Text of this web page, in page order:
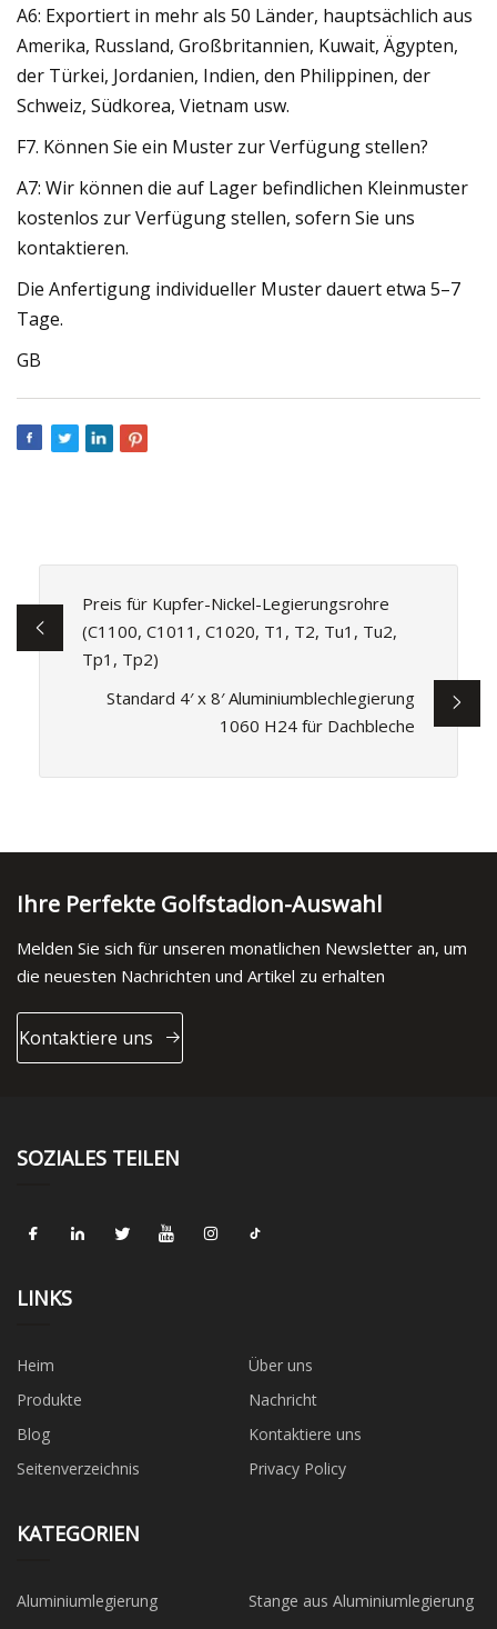
A6: Exportiert in mehr als 50 Länder, hauptsächlich aus
Amerika, Russland, Großbritannien, Kuwait, Ägypten,
der Türkei, Jordanien, Indien, den Philippinen, der
Schweiz, Südkorea, Vietnam usw.
F7. Können Sie ein Muster zur Verfügung stellen?
A7: Wir können die auf Lager befindlichen Kleinmuster
kostenlos zur Verfügung stellen, sofern Sie uns
kontaktieren.
Die Anfertigung individueller Muster dauert etwa 5–7
Tage.
GB
Preis für Kupfer-Nickel-Legierungsrohre
(C1100, C1011, C1020, T1, T2, Tu1, Tu2,
Tp1, Tp2)
Standard 4′ x 8′ Aluminiumblechlegierung
1060 H24 für Dachbleche
Ihre Perfekte Golfstadion-Auswahl
Melden Sie sich für unseren monatlichen Newsletter an, um
die neuesten Nachrichten und Artikel zu erhalten
Kontaktiere uns
SOZIALES TEILEN
LINKS
Heim
Über uns
Produkte
Nachricht
Blog
Kontaktiere uns
Seitenverzeichnis
Privacy Policy
KATEGORIEN
Aluminiumlegierung
Stange aus Aluminiumlegierung